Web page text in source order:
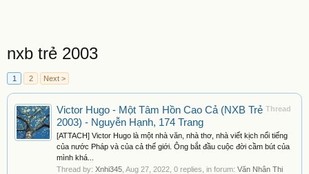
nxb trẻ 2003
1 2 Next >
Thread
Victor Hugo - Một Tâm Hồn Cao Cả (NXB Trẻ
2003) - Nguyễn Hạnh, 174 Trang
[ATTACH] Victor Hugo là một nhà văn, nhà thơ, nhà viết kịch nổi tiếng
của nước Pháp và của cả thế giới. Ông bắt đầu cuộc đời cầm bút của
mình khá...
Thread by: Xnhi345 Aug 27, 2022 , 0 replies, in forum: Văn Nhân Thi